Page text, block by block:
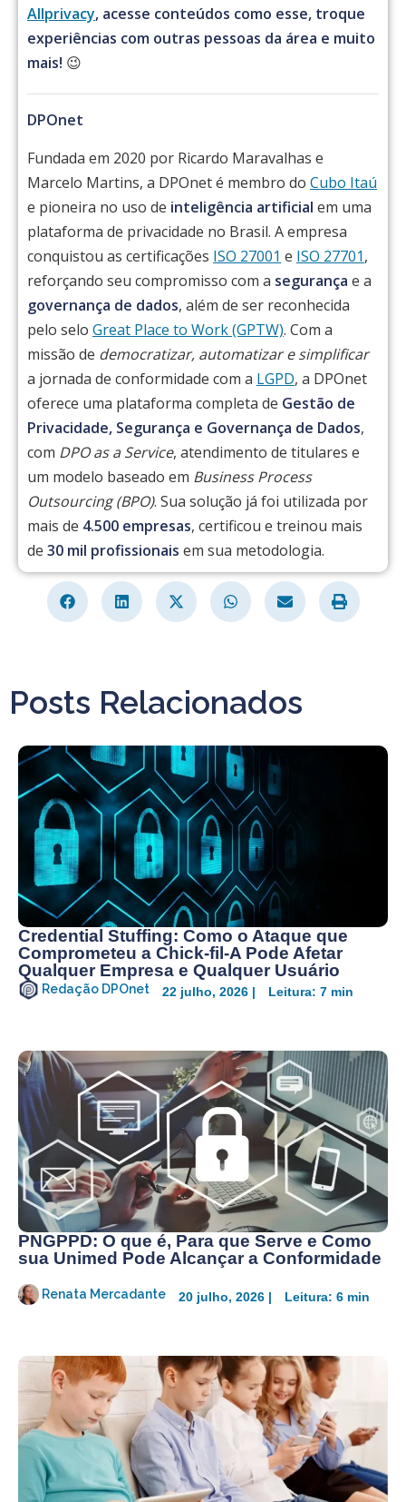
Allprivacy, acesse conteúdos como esse, troque
experiências com outras pessoas da área e muito
mais! 😉
DPOnet
Fundada em 2020 por Ricardo Maravalhas e
Marcelo Martins, a DPOnet é membro do Cubo Itaú
e pioneira no uso de inteligência artificial em uma
plataforma de privacidade no Brasil. A empresa
conquistou as certificações ISO 27001 e ISO 27701,
reforçando seu compromisso com a segurança e a
governança de dados, além de ser reconhecida
pelo selo Great Place to Work (GPTW). Com a
missão de democratizar, automatizar e simplificar
a jornada de conformidade com a LGPD, a DPOnet
oferece uma plataforma completa de Gestão de
Privacidade, Segurança e Governança de Dados,
com DPO as a Service, atendimento de titulares e
um modelo baseado em Business Process
Outsourcing (BPO). Sua solução já foi utilizada por
mais de 4.500 empresas, certificou e treinou mais
de 30 mil profissionais em sua metodologia.
Posts Relacionados
Credential Stuffing: Como o Ataque que
Comprometeu a Chick-fil-A Pode Afetar
Qualquer Empresa e Qualquer Usuário
Redação DPOnet 22 julho, 2026 | Leitura: 7 min
PNGPPD: O que é, Para que Serve e Como
sua Unimed Pode Alcançar a Conformidade
Renata Mercadante 20 julho, 2026 | Leitura: 6 min